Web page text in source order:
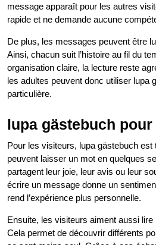
message apparaît pour les autres
rapide et ne demande aucune
De plus, les messages peuvent être
Ainsi, chacun suit l’histoire au fil du
organisation claire, la lecture reste
les adultes peuvent donc utiliser lupa
particulière.
lupa gästebuch
Pour les visiteurs, lupa gästebuch est
peuvent laisser un mot en quelques
partagent leur joie, leur avis ou leur
écrire un message donne un
rend l’expérience plus personnelle.
Ensuite, les visiteurs aiment aussi
Cela permet de découvrir différents